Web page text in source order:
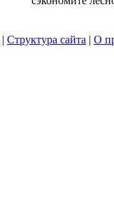
| Структура сайта | О